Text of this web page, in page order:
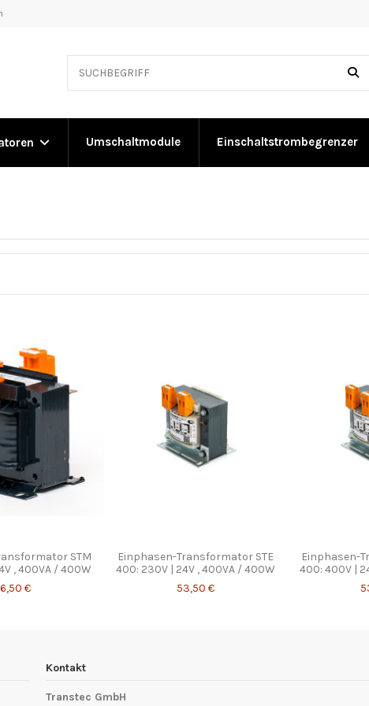
Umschaltmodule Einschaltstrombegrenzer
STM
, 400VA / 400W
€
Einphasen-Transformator STE
400: 230V | 24V , 400VA / 400W
53,50 €
Einphasen-
400: 400V |
Kontakt
Transtec GmbH